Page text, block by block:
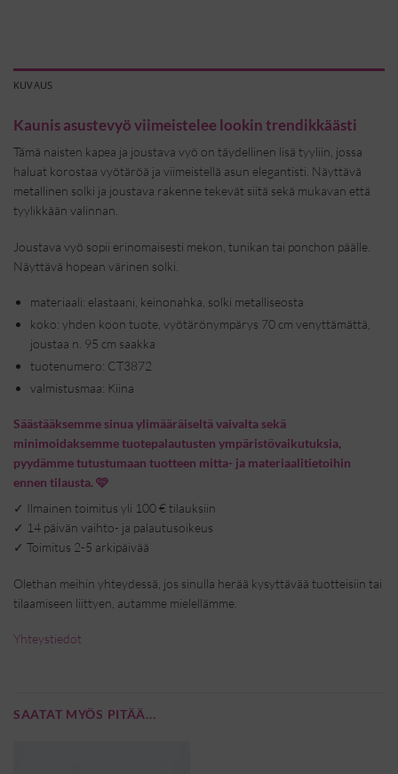
KUVAUS
Kaunis asustevyö viimeistelee lookin trendikkäästi
Tämä naisten kapea ja joustava vyö on täydellinen lisä tyyliin, jossa
haluat korostaa vyötäröä ja viimeistellä asun elegantisti. Näyttävä
metallinen solki ja joustava rakenne tekevät siitä sekä mukavan että
tyylikkään valinnan.
Joustava vyö sopii erinomaisesti mekon, tunikan tai ponchon päälle.
Näyttävä hopean värinen solki.
materiaali: elastaani, keinonahka, solki metalliseosta
koko: yhden koon tuote, vyötärönympärys 70 cm venyttämättä,
joustaa n. 95 cm saakka
tuotenumero: CT3872
valmistusmaa: Kiina
Säästääksemme sinua ylimääräiseltä vaivalta sekä
minimoidaksemme tuotepalautusten ympäristövaikutuksia,
pyydämme tutustumaan tuotteen mitta- ja materiaalitietoihin
ennen tilausta. 🩷
✓ Ilmainen toimitus yli 100 € tilauksiin
✓ 14 päivän vaihto- ja palautusoikeus
✓ Toimitus 2-5 arkipäivää
Olethan meihin yhteydessä, jos sinulla herää kysyttävää tuotteisiin tai
tilaamiseen liittyen, autamme mielellämme.
Yhteystiedot
SAATAT MYÖS PITÄÄ...